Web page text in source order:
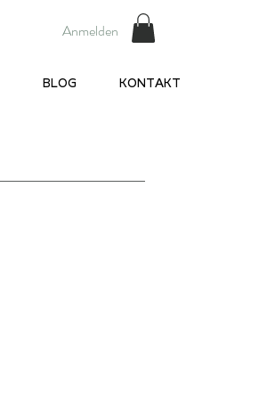
Anmelden
BLOG KONTAKT